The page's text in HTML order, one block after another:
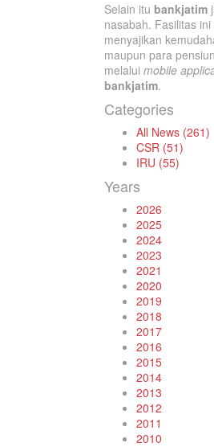
Selain itu bankjatim
nasabah. Fasilitas
menyajikan
maupun para
melalui mobile
bankjatim.
Categories
All News (261)
CSR (51)
IRU (55)
Years
2026
2025
2024
2023
2021
2020
2019
2018
2017
2016
2015
2014
2013
2012
2011
2010